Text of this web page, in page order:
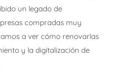
un legado de
compradas muy
a ver cómo renovarlas
y la digitalización de